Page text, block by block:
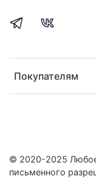
Покупателям
© 2020-2025 Любое
письменного